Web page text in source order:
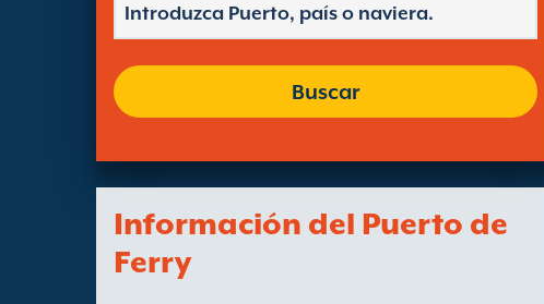
Buscar
Información del Puerto de
Ferry